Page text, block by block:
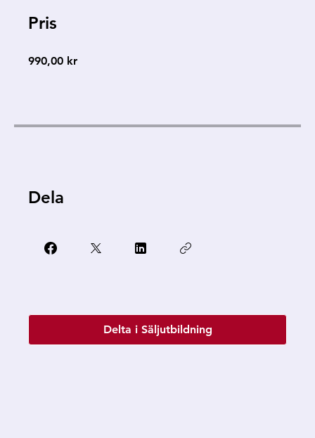
Pris
990,00 kr
Dela
Delta i Säljutbildning